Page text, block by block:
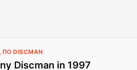
DISCMAN
Discman in 1997